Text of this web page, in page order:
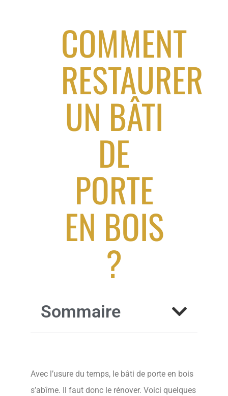
COMMENT
RESTAURER
UN BÂTI
DE
PORTE
EN BOIS
?
Sommaire
Avec l’usure du temps, le bâti de porte en bois
s’abîme. Il faut donc le rénover. Voici quelques